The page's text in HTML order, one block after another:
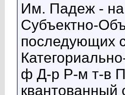
Им. Падеж - на
Субъектно-
последующих
ф Д-р Р-м т-в
квантованный